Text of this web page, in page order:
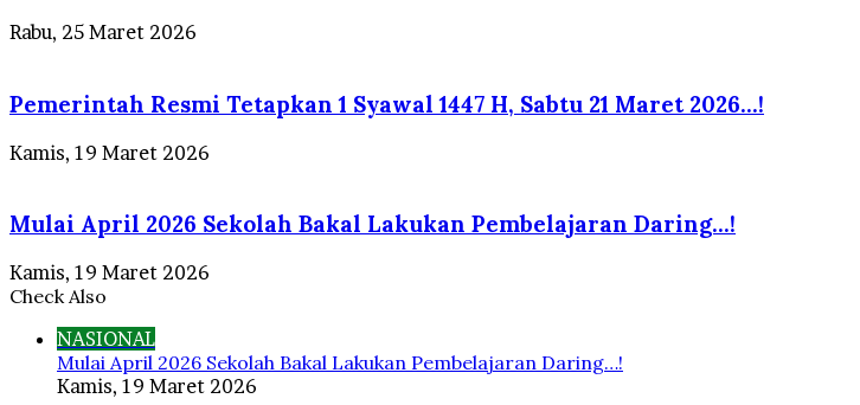
Rabu, 25 Maret 2026
Pemerintah Resmi Tetapkan 1 Syawal 1447 H, Sabtu 21 Maret 2026…!
Kamis, 19 Maret 2026
Mulai April 2026 Sekolah Bakal Lakukan Pembelajaran Daring…!
Kamis, 19 Maret 2026
Check Also
NASIONAL
Mulai April 2026 Sekolah Bakal Lakukan Pembelajaran Daring…!
Kamis, 19 Maret 2026